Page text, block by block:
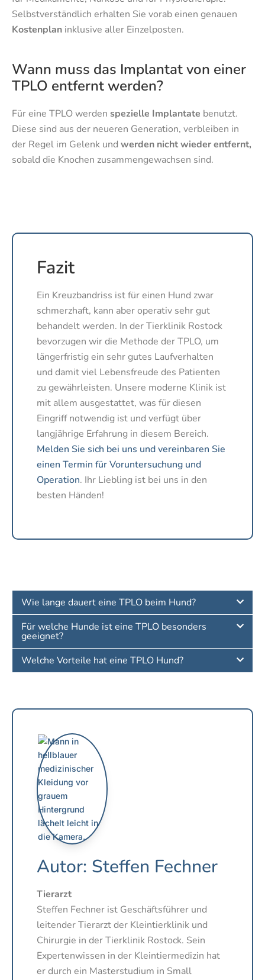
Selbstverständlich erhalten Sie vorab einen genauen
Kostenplan inklusive aller Einzelposten.
Wann muss das Implantat von einer
TPLO entfernt werden?
Für eine TPLO werden spezielle Implantate benutzt.
Diese sind aus der neueren Generation, verbleiben in
der Regel im Gelenk und werden nicht wieder entfernt,
sobald die Knochen zusammengewachsen sind.
Fazit
Ein Kreuzbandriss ist für einen Hund zwar
schmerzhaft, kann aber operativ sehr gut
behandelt werden. In der Tierklinik Rostock
bevorzugen wir die Methode der TPLO, um
längerfristig ein sehr gutes Laufverhalten
und damit viel Lebensfreude des Patienten
zu gewährleisten. Unsere moderne Klinik ist
mit allem ausgestattet, was für diesen
Eingriff notwendig ist und verfügt über
langjährige Erfahrung in diesem Bereich.
Melden Sie sich bei uns und vereinbaren Sie
einen Termin für Voruntersuchung und
Operation. Ihr Liebling ist bei uns in den
besten Händen!
Wie lange dauert eine TPLO beim Hund?
Für welche Hunde ist eine TPLO besonders
geeignet?
Welche Vorteile hat eine TPLO Hund?
Autor: Steffen Fechner
Tierarzt
Steffen Fechner ist Geschäftsführer und
leitender Tierarzt der Kleintierklinik und
Chirurgie in der Tierklinik Rostock. Sein
Expertenwissen in der Kleintiermedizin hat
er durch ein Masterstudium in Small